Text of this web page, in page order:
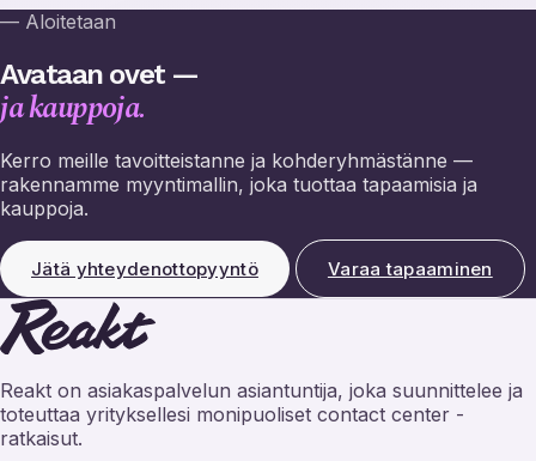
— Aloitetaan
Avataan ovet —
ja kauppoja.
Kerro meille tavoitteistanne ja kohderyhmästänne —
rakennamme myyntimallin, joka tuottaa tapaamisia ja
kauppoja.
Jätä yhteydenottopyyntö Varaa tapaaminen
Reakt on asiakaspalvelun asiantuntija, joka suunnittelee ja
toteuttaa yrityksellesi monipuoliset contact center -
ratkaisut.